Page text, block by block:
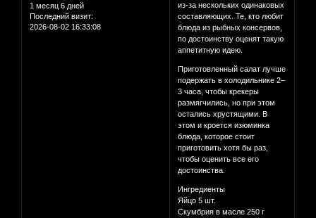
1 месяц 6 дней
Последний визит:
2026-08-02 16:33:08
из-за нескольких одинаковых
составляющих. Те, кто любит
блюда из рыбных консервов,
по достоинству оценят такую
аппетитную идею.
Приготовленный салат лучше
подержать в холодильнике 2–
3 часа, чтобы крекеры
размягчились, но при этом
остались хрустящими. В
этом и кроется изюминка
блюда, которое стоит
приготовить хотя бы раз,
чтобы оценить все его
достоинства.
Ингредиенты
Яйцо 5 шт.
Скумбрия в масле 250 г